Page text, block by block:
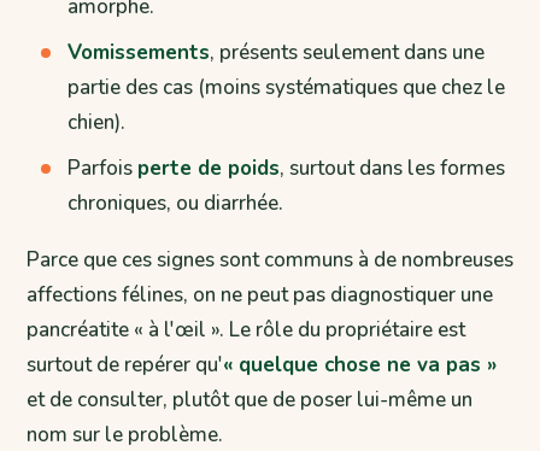
amorphe.
Vomissements, présents seulement dans une
partie des cas (moins systématiques que chez le
chien).
Parfois perte de poids, surtout dans les formes
chroniques, ou diarrhée.
Parce que ces signes sont communs à de nombreuses
affections félines, on ne peut pas diagnostiquer une
pancréatite « à l'œil ». Le rôle du propriétaire est
surtout de repérer qu'« quelque chose ne va pas »
et de consulter, plutôt que de poser lui-même un
nom sur le problème.